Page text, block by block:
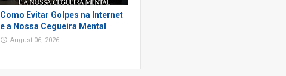
Como Evitar Golpes na Internet
e a Nossa Cegueira Mental
August 06, 2026